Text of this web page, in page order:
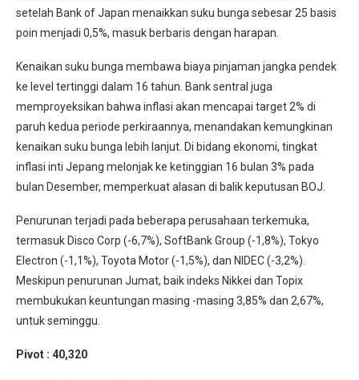
setelah Bank of Japan menaikkan suku bunga sebesar 25 basis
poin menjadi 0,5%, masuk berbaris dengan harapan.
Kenaikan suku bunga membawa biaya pinjaman jangka pendek
ke level tertinggi dalam 16 tahun. Bank sentral juga
memproyeksikan bahwa inflasi akan mencapai target 2% di
paruh kedua periode perkiraannya, menandakan kemungkinan
kenaikan suku bunga lebih lanjut. Di bidang ekonomi, tingkat
inflasi inti Jepang melonjak ke ketinggian 16 bulan 3% pada
bulan Desember, memperkuat alasan di balik keputusan BOJ.
Penurunan terjadi pada beberapa perusahaan terkemuka,
termasuk Disco Corp (-6,7%), SoftBank Group (-1,8%), Tokyo
Electron (-1,1%), Toyota Motor (-1,5%), dan NIDEC (-3,2%).
Meskipun penurunan Jumat, baik indeks Nikkei dan Topix
membukukan keuntungan masing -masing 3,85% dan 2,67%,
untuk seminggu.
Pivot : 40,320